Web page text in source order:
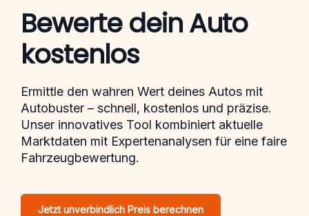
Bewerte dein Auto
kostenlos
Ermittle den wahren Wert deines Autos mit
Autobuster – schnell, kostenlos und präzise.
Unser innovatives Tool kombiniert aktuelle
Marktdaten mit Expertenanalysen für eine faire
Fahrzeugbewertung.
Jetzt unverbindlich Preis berechnen